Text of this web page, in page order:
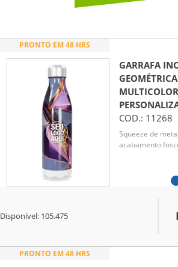
PRONTO EM 48 HRS
GARRAFA
GEOMÉTRICA
COD.: 11268
Squeeze de
acabamento
Disponível: 105.475
PRONTO EM 48 HRS